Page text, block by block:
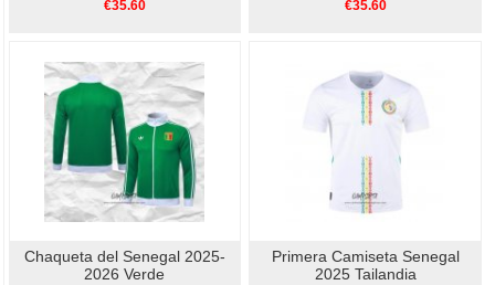
€35.60 €35.60
Chaqueta del Senegal 2025-
2026 Verde
Primera Camiseta Senegal
2025 Tailandia